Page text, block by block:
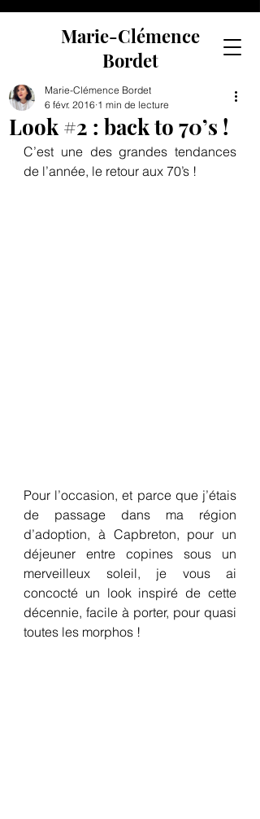
Marie-Clémence
Bordet
Look #2 : back to 70’s !
Marie-Clémence Bordet
6 févr. 2016 1 min de lecture
C’est une des grandes tendances
de l’année, le retour aux 70’s !
Pour l’occasion, et parce que j’étais
de passage dans ma région
d’adoption, à Capbreton, pour un
déjeuner entre copines sous un
merveilleux soleil, je vous ai
concocté un look inspiré de cette
décennie, facile à porter, pour quasi
toutes les morphos !